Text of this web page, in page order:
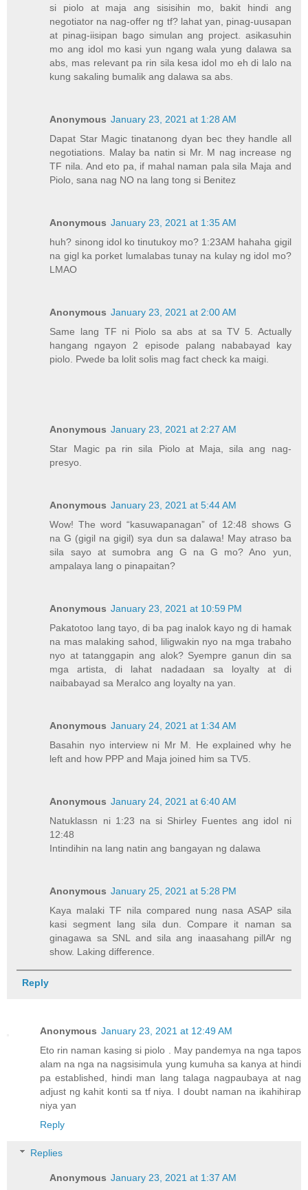
si piolo at maja ang sisisihin mo, bakit hindi ang
negotiator na nag-offer ng tf? lahat yan, pinag-uusapan
at pinag-iisipan bago simulan ang project. asikasuhin
mo ang idol mo kasi yun ngang wala yung dalawa sa
abs, mas relevant pa rin sila kesa idol mo eh di lalo na
kung sakaling bumalik ang dalawa sa abs.
Anonymous January 23, 2021 at 1:28 AM
Dapat Star Magic tinatanong dyan bec they handle all
negotiations. Malay ba natin si Mr. M nag increase ng
TF nila. And eto pa, if mahal naman pala sila Maja and
Piolo, sana nag NO na lang tong si Benitez
Anonymous January 23, 2021 at 1:35 AM
huh? sinong idol ko tinutukoy mo? 1:23AM hahaha gigil
na gigl ka porket lumalabas tunay na kulay ng idol mo?
LMAO
Anonymous January 23, 2021 at 2:00 AM
Same lang TF ni Piolo sa abs at sa TV 5. Actually
hangang ngayon 2 episode palang nababayad kay
piolo. Pwede ba lolit solis mag fact check ka maigi.
Anonymous January 23, 2021 at 2:27 AM
Star Magic pa rin sila Piolo at Maja, sila ang nag-
presyo.
Anonymous January 23, 2021 at 5:44 AM
Wow! The word “kasuwapanagan” of 12:48 shows G
na G (gigil na gigil) sya dun sa dalawa! May atraso ba
sila sayo at sumobra ang G na G mo? Ano yun,
ampalaya lang o pinapaitan?
Anonymous January 23, 2021 at 10:59 PM
Pakatotoo lang tayo, di ba pag inalok kayo ng di hamak
na mas malaking sahod, liligwakin nyo na mga trabaho
nyo at tatanggapin ang alok? Syempre ganun din sa
mga artista, di lahat nadadaan sa loyalty at di
naibabayad sa Meralco ang loyalty na yan.
Anonymous January 24, 2021 at 1:34 AM
Basahin nyo interview ni Mr M. He explained why he
left and how PPP and Maja joined him sa TV5.
Anonymous January 24, 2021 at 6:40 AM
Natuklassn ni 1:23 na si Shirley Fuentes ang idol ni
12:48
Intindihin na lang natin ang bangayan ng dalawa
Anonymous January 25, 2021 at 5:28 PM
Kaya malaki TF nila compared nung nasa ASAP sila
kasi segment lang sila dun. Compare it naman sa
ginagawa sa SNL and sila ang inaasahang pillAr ng
show. Laking difference.
Reply
Anonymous January 23, 2021 at 12:49 AM
Eto rin naman kasing si piolo . May pandemya na nga tapos
alam na nga na nagsisimula yung kumuha sa kanya at hindi
pa established, hindi man lang talaga nagpaubaya at nag
adjust ng kahit konti sa tf niya. I doubt naman na ikahihirap
niya yan
Reply
Replies
Anonymous January 23, 2021 at 1:37 AM